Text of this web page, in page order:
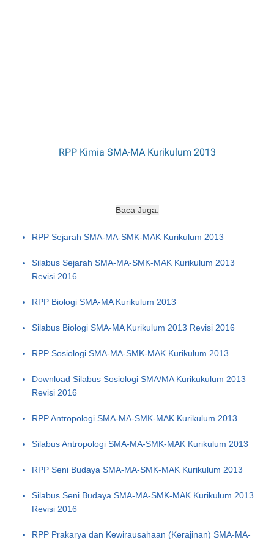
RPP Kimia SMA-MA Kurikulum 2013
Baca Juga:
RPP Sejarah SMA-MA-SMK-MAK Kurikulum 2013
Silabus Sejarah SMA-MA-SMK-MAK Kurikulum 2013
Revisi 2016
RPP Biologi SMA-MA Kurikulum 2013
Silabus Biologi SMA-MA Kurikulum 2013 Revisi 2016
RPP Sosiologi SMA-MA-SMK-MAK Kurikulum 2013
Download Silabus Sosiologi SMA/MA Kurikukulum 2013
Revisi 2016
RPP Antropologi SMA-MA-SMK-MAK Kurikulum 2013
Silabus Antropologi SMA-MA-SMK-MAK Kurikulum 2013
RPP Seni Budaya SMA-MA-SMK-MAK Kurikulum 2013
Silabus Seni Budaya SMA-MA-SMK-MAK Kurikulum 2013
Revisi 2016
RPP Prakarya dan Kewirausahaan (Kerajinan) SMA-MA-